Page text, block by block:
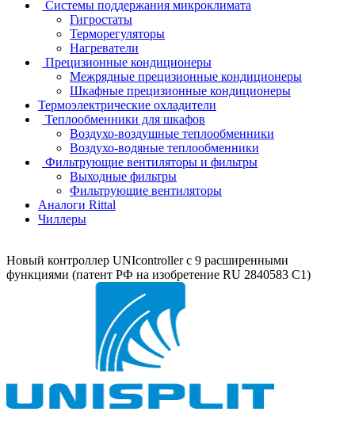
Системы поддержания микроклимата
Гигростаты
Терморегуляторы
Нагреватели
Прецизионные кондиционеры
Mежрядные прецизионные кондиционеры
Шкафные прецизионные кондиционеры
Термоэлектрические охладители
Теплообменники для шкафов
Воздухо-воздушные теплообменники
Воздухо-водяные теплообменники
Фильтрующие вентиляторы и фильтры
Выходные фильтры
Фильтрующие вентиляторы
Аналоги Rittal
Чиллеры
Новый контроллер UNIcontroller c 9 расширенными
функциями (патент РФ на изобретение RU 2840583 C1)